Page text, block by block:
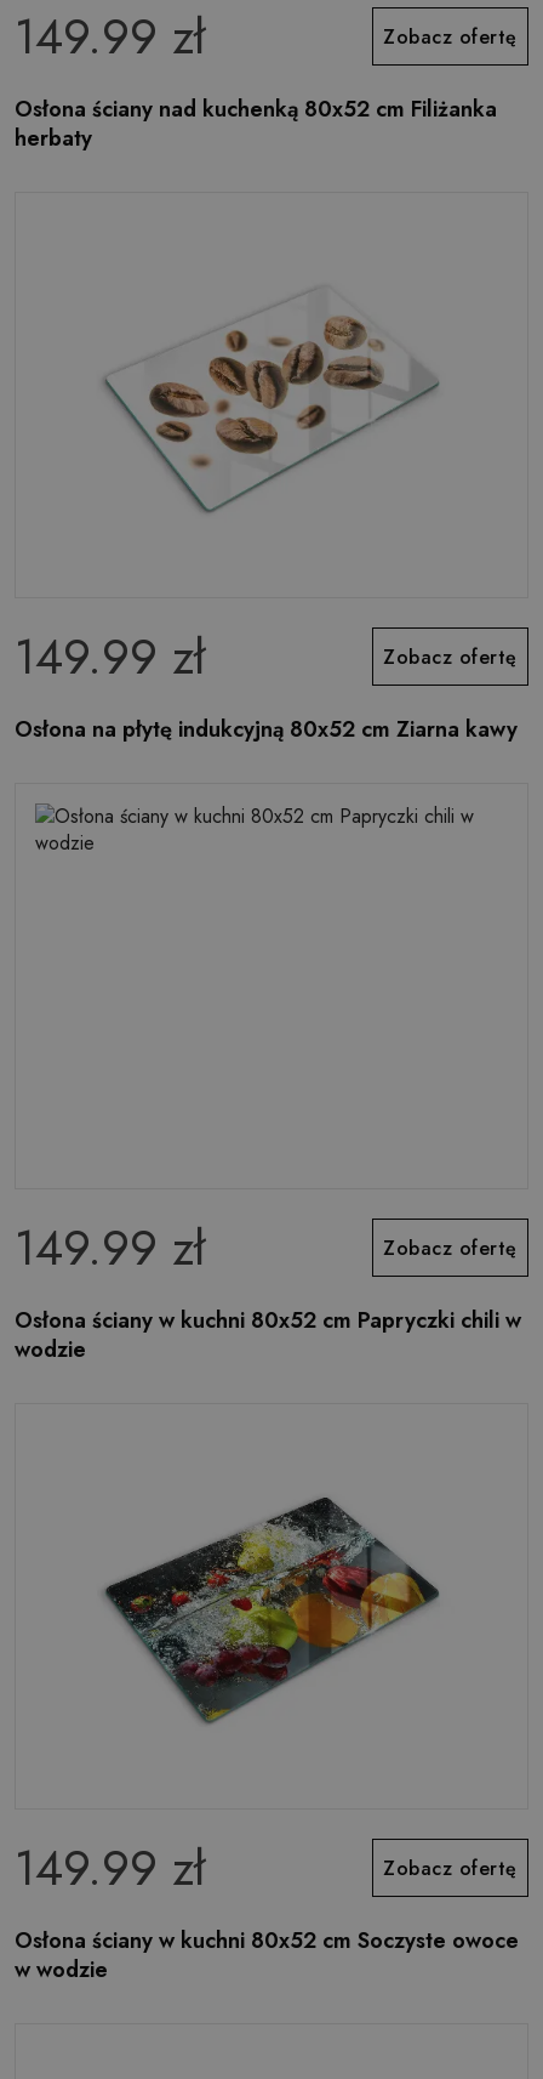
149.99 zł Zobacz ofertę
Osłona ściany nad kuchenką 80x52 cm Filiżanka
herbaty
149.99 zł Zobacz ofertę
Osłona na płytę indukcyjną 80x52 cm Ziarna kawy
149.99 zł Zobacz ofertę
Osłona ściany w kuchni 80x52 cm Papryczki chili w
wodzie
149.99 zł Zobacz ofertę
Osłona ściany w kuchni 80x52 cm Soczyste owoce
w wodzie